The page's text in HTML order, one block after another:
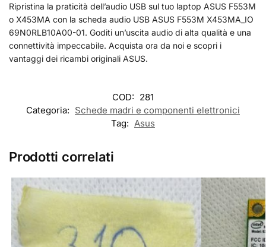
Ripristina la praticità dell’audio USB sul tuo laptop ASUS F553M
o X453MA con la scheda audio USB ASUS F553M X453MA_IO
69N0RLB10A00-01. Goditi un’uscita audio di alta qualità e una
connettività impeccabile. Acquista ora da noi e scopri i
vantaggi dei ricambi originali ASUS.
COD: 281
Categoria: Schede madri e componenti elettronici
Tag: Asus
Prodotti correlati